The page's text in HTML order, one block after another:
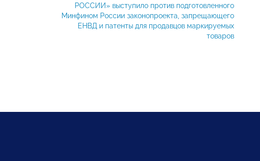
РОССИИ» выступило против подготовленного
Минфином России законопроекта, запрещающего
ЕНВД и патенты для продавцов маркируемых
товаров